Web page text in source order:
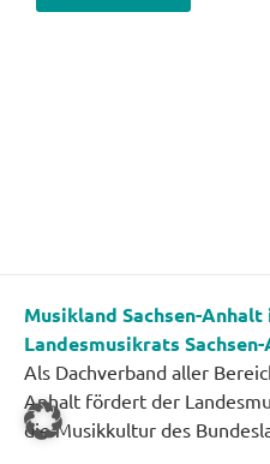
Musikland Sachsen-
Landesmusikrats
Als Dachverband aller
Anhalt fördert der
die Musikkultur des